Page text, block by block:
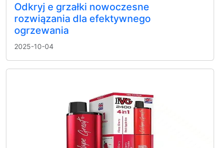
Odkryj e grzałki nowoczesne
rozwiązania dla efektywnego
ogrzewania
2025-10-04